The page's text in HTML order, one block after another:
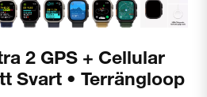
2 GPS + Cellular
Svart • Terrängloop